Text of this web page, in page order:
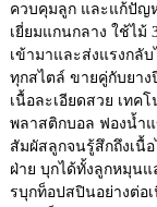
ควบคุมลูก และแก้ปัญ
เยี่ยมแกนกลาง ใช้ไม้
เข้ามาและส่งแรงกลั
ทุกสไตล์ ขายคู่กับยางปิ
เนื้อละเอียดสวย เทค
พลาสติกบอล ฟองน้ำ
สัมผัสลูกจนรู้สึกถึงเนื้
ฝ่าย บุกได้ทั้งลูกหมุน
รบุกท็อปสปินอย่างต่อ